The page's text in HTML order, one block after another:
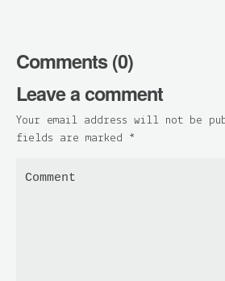
Comments (0)
Leave a comment
Your email address will not be
fields are marked *